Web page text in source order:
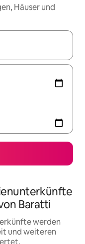
Häuser und
mit den
Baratti
werden
und weiteren